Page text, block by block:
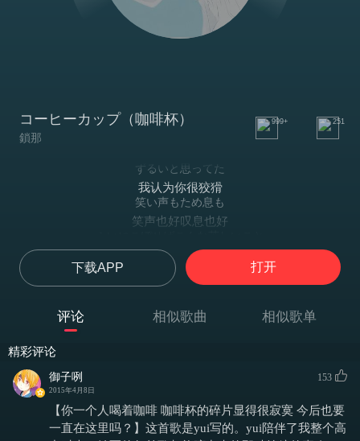
コーヒーカップ（咖啡杯）
鎖那
999+ 251
ずるいと思ってた
我认为你很狡猾
笑い声もため息も
笑声也好叹息也好
在不经意间流露出来，是一件痛苦的事
君は知らない
你却不知道
书包靠在身上
気づいてない
你却没留意
下载APP 打开
评论 相似歌曲 相似歌单
精彩评论
御子咧
2015年4月8日
153
【你一个人喝着咖啡 咖啡杯的碎片显得很寂寞 今后也要
一直在这里吗？】这首歌是yui写的。yui陪伴了我整个高